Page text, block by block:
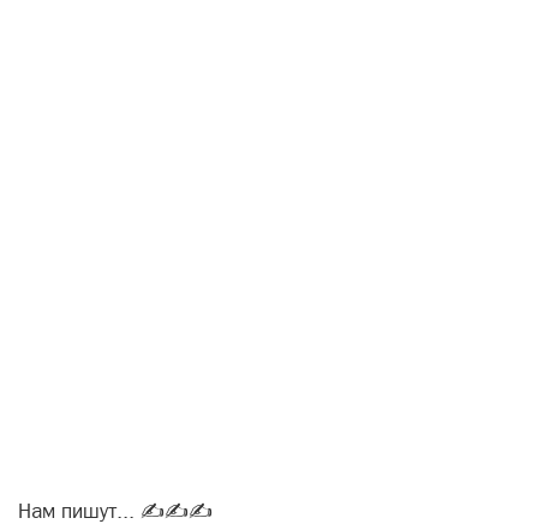
Нам пишут... ✍️✍️✍️